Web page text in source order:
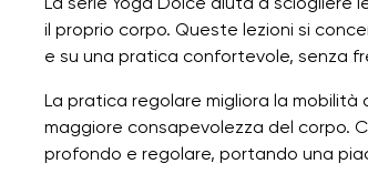
il proprio corpo. Queste lezioni si
e su una pratica confortevole, senza
La pratica regolare migliora la mobilità
maggiore consapevolezza del corpo.
profondo e regolare, portando una